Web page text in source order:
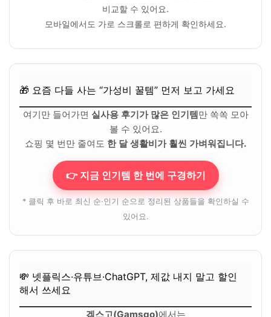
비교할 수 있어요.
모바일에서도 가로 스크롤로 편하게 확인하세요.
🎁 요즘 다들 사는 “가성비 꿀템” 먼저 보고 가세요
여기만 들어가면 실사용 후기가 많은 인기템만 쏙쏙 모아
볼 수 있어요.
쇼핑 몇 번만 줄여도 한 달 생활비가 훨씬 가벼워집니다.
👉 지금 인기템 한 번에 구경하기
* 클릭 후 바로 최신 순·인기 순으로 정리된 상품들을 확인하실 수
있어요.
💸 넷플릭스·유튜브·ChatGPT, 제값 내지 말고 할인
해서 쓰세요
겜스고(Gamsgo)에서는